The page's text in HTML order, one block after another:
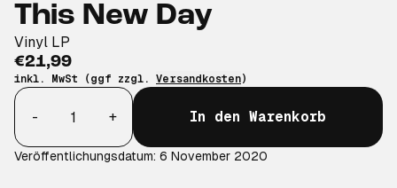
This New Day
Vinyl LP
€21,99
inkl. MwSt (ggf zzgl. Versandkosten)
Anzahl
-
+ In den Warenkorb
Veröffentlichungsdatum: 6 November 2020